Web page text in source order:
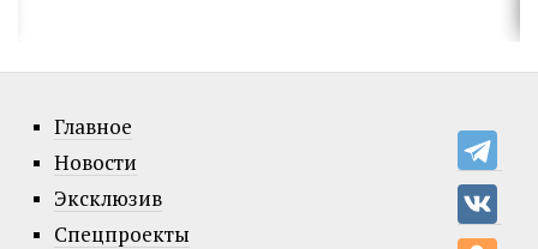
Главное
Новости
Эксклюзив
Спецпроекты